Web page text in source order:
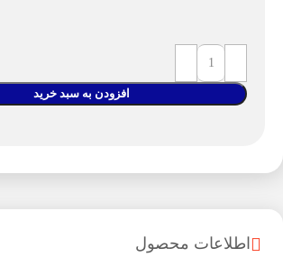
افزودن به سبد خرید
اطلاعات محصول